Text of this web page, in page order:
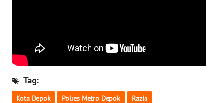
Tag:
Kota Depok Polres Metro Depok Razia
SULSEL
WN
GORONTALO